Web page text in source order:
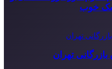
خوب
تهران